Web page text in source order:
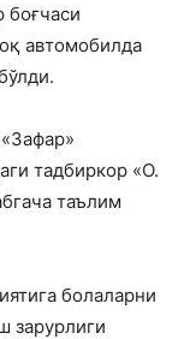
боғчаси
автомобилда
тадбиркор «О.
таълим
болаларни
зарурлиги